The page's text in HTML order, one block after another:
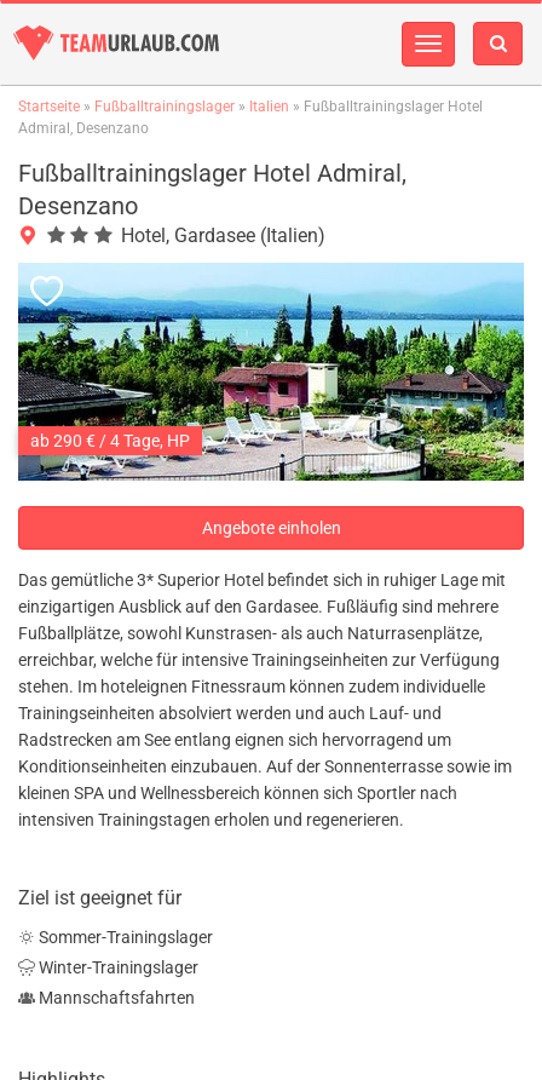
Navigation
Startseite » Fußballtrainingslager » Italien » Fußballtrainingslager Hotel
Admiral, Desenzano
Fußballtrainingslager Hotel Admiral,
Desenzano
Hotel, Gardasee (Italien)
ab 290 € / 4 Tage, HP
Angebote einholen
Das gemütliche 3* Superior Hotel befindet sich in ruhiger Lage mit
einzigartigen Ausblick auf den Gardasee. Fußläufig sind mehrere
Fußballplätze, sowohl Kunstrasen- als auch Naturrasenplätze,
erreichbar, welche für intensive Trainingseinheiten zur Verfügung
stehen. Im hoteleignen Fitnessraum können zudem individuelle
Trainingseinheiten absolviert werden und auch Lauf- und
Radstrecken am See entlang eignen sich hervorragend um
Konditionseinheiten einzubauen. Auf der Sonnenterrasse sowie im
kleinen SPA und Wellnessbereich können sich Sportler nach
intensiven Trainingstagen erholen und regenerieren.
Ziel ist geeignet für
Sommer-Trainingslager
Winter-Trainingslager
Mannschaftsfahrten